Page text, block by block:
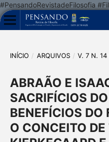
#PensandoRevistadeFilosofia
INÍCIO / ARQUIVOS / V. 7 N. 14
ABRAÃO E
SACRIFÍCIOS
BENEFÍCIOS DO
O CONCEITO